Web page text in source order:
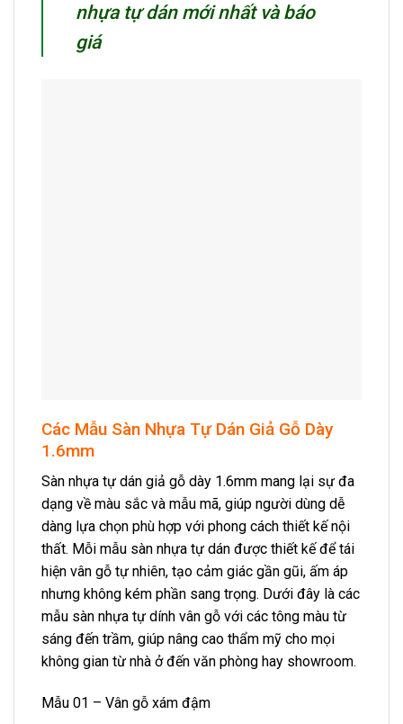
nhựa tự dán mới nhất và báo
giá
Các Mẫu Sàn Nhựa Tự Dán Giả Gỗ Dày
1.6mm
Sàn nhựa tự dán giả gỗ dày 1.6mm mang lại sự đa
dạng về màu sắc và mẫu mã, giúp người dùng dễ
dàng lựa chọn phù hợp với phong cách thiết kế nội
thất. Mỗi mẫu sàn nhựa tự dán được thiết kế để tái
hiện vân gỗ tự nhiên, tạo cảm giác gần gũi, ấm áp
nhưng không kém phần sang trọng. Dưới đây là các
mẫu sàn nhựa tự dính vân gỗ với các tông màu từ
sáng đến trầm, giúp nâng cao thẩm mỹ cho mọi
không gian từ nhà ở đến văn phòng hay showroom.
Mẫu 01 – Vân gỗ xám đậm